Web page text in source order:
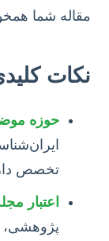
مقاله شما
نکات
حوزه
تخصص
اعتبار